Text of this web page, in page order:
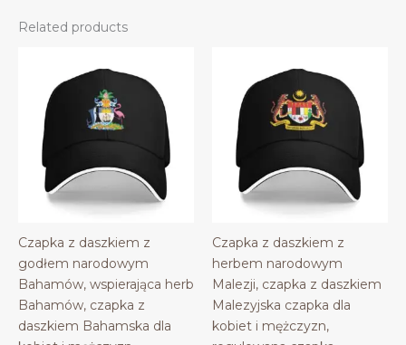
Related products
Czapka z daszkiem z
godłem narodowym
Bahamów, wspierająca herb
Bahamów, czapka z
daszkiem Bahamska dla
Czapka z daszkiem z
herbem narodowym
Malezji, czapka z daszkiem
Malezyjska czapka dla
kobiet i mężczyzn,